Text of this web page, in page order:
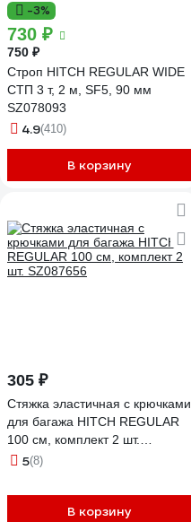
-3%
730 ₽
750 ₽
Строп HITCH REGULAR WIDE
СТП 3 т, 2 м, SF5, 90 мм
SZ078093
4.9(410)
В корзину
305 ₽
Стяжка эластичная с крючками
для багажа HITCH REGULAR
100 см, комплект 2 шт.
SZ087656
5(8)
В корзину